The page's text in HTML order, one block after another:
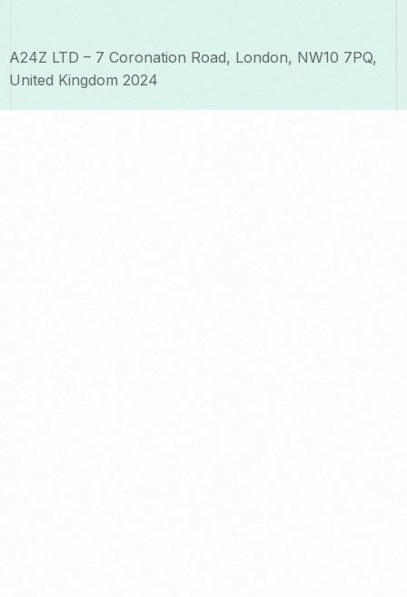
A24Z LTD – 7 Coronation Road, London, NW10 7PQ,
United Kingdom 2024